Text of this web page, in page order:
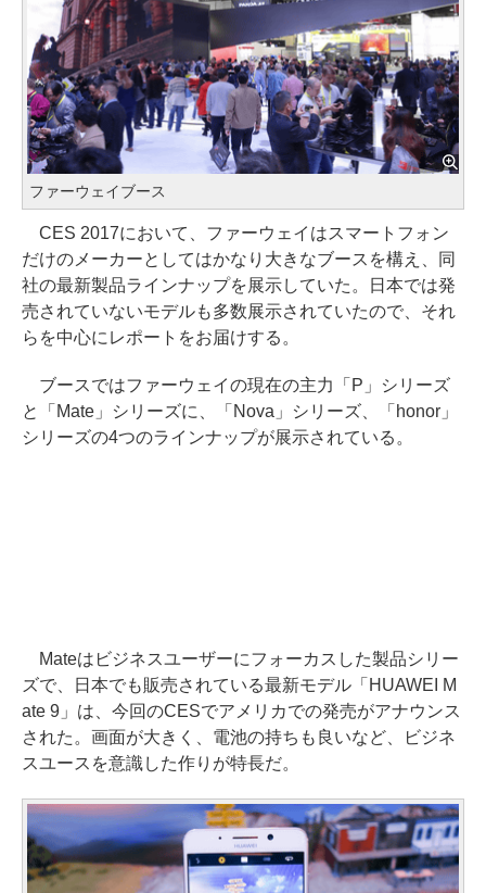
ファーウェイブース
CES 2017において、ファーウェイはスマートフォン
だけのメーカーとしてはかなり大きなブースを構え、同
社の最新製品ラインナップを展示していた。日本では発
売されていないモデルも多数展示されていたので、それ
らを中心にレポートをお届けする。
ブースではファーウェイの現在の主力「P」シリーズ
と「Mate」シリーズに、「Nova」シリーズ、「honor」
シリーズの4つのラインナップが展示されている。
Mateはビジネスユーザーにフォーカスした製品シリー
ズで、日本でも販売されている最新モデル「HUAWEI M
ate 9」は、今回のCESでアメリカでの発売がアナウンス
された。画面が大きく、電池の持ちも良いなど、ビジネ
スユースを意識した作りが特長だ。